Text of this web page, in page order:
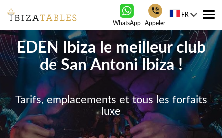
WhatsApp Appeler
FR
EDEN Ibiza le meilleur club
de San Antoni Ibiza !
Tarifs, emplacements et tous les forfaits
luxe